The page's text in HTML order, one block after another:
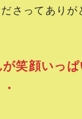
さってありが
笑顔いっ